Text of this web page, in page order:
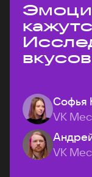
Софья
VK
VK